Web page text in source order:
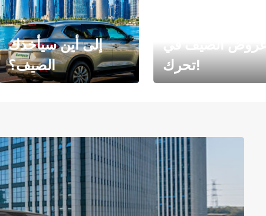
إلى أين سيأخذك
الصيف؟
تحرك!